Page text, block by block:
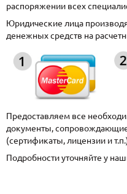
распоряжении всех
Юридические лица
денежных средств на
Предоставляем все
документы,
(сертификаты, лицензии и
Подробности уточняйте у